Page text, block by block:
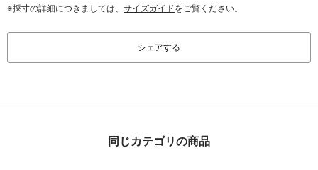
※採寸の詳細につきましては、 サイズガイドをご覧ください。
シェアする
同じカテゴリの商品